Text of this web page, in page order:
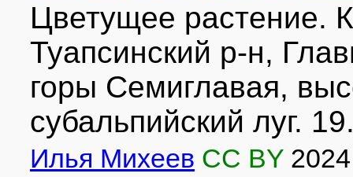
Цветущее растение.
Туапсинский р-н,
горы Семиглавая,
субальпийский луг.
Илья Михеев CC BY 2024